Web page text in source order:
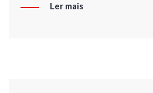
Ler mais